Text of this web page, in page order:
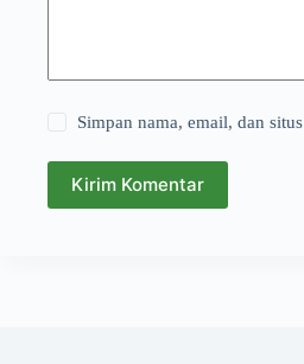
Simpan nama, email, dan
Kirim Komentar